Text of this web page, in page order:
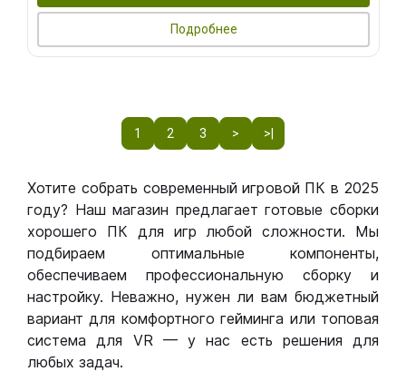
Подробнее
1 2 3 > >|
Хотите собрать современный игровой ПК в 2025
году? Наш магазин предлагает готовые сборки
хорошего ПК для игр любой сложности. Мы
подбираем оптимальные компоненты,
обеспечиваем профессиональную сборку и
настройку. Неважно, нужен ли вам бюджетный
вариант для комфортного гейминга или топовая
система для VR — у нас есть решения для
любых задач.